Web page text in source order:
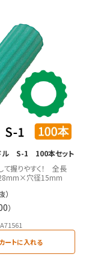
ル S-1 100本セット
て握りやすく！ 全長
穴径15mm
）
）
カートに入れる